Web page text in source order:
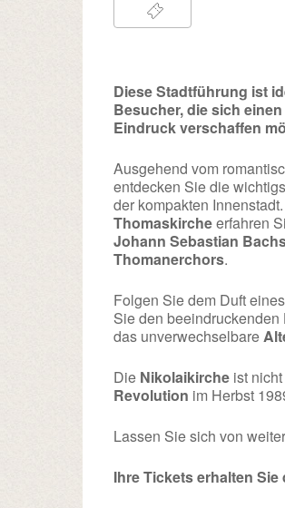
Diese Stadtführung ist
Besucher, die sich
Eindruck verschaffen
Ausgehend vom
entdecken Sie die
der kompakten
Thomaskircheerfahren
Johann Sebastian
Thomanerchors.
Folgen Sie dem Duft
Sie den beeindruckenden
das unverwechselbare
Die Nikolaikirche ist
Revolution im Herbst
Lassen Sie sich von
Ihre Tickets erhalten